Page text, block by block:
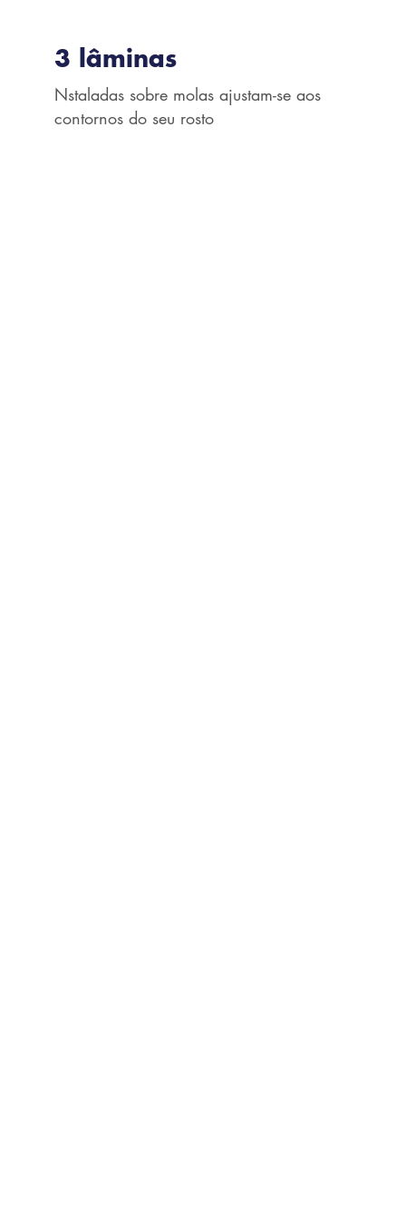
3 lâminas
Nstaladas sobre molas ajustam-se aos
contornos do seu rosto